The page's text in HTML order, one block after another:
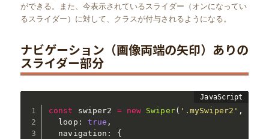
ができる。また、今表示されているスライダー（オンになってい
るスライダー）に対して、クラスが付与されるようになる。
ナビゲーション（画像両端の矢印）ありの
スライダー部分
const swiper2 = new Swiper( '.mySwiper2' ,
  loop
: true ,
  navigation
:
{